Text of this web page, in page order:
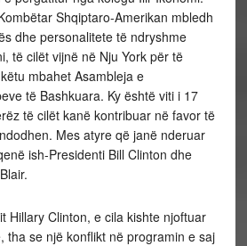
Shqiptaro-Amerikan mbledh
dhe personalitete të ndryshme
të cilët vijnë në Nju York për të
mbahet Asambleja e
të Bashkuara. Ky është viti i 17
të cilët kanë kontribuar në favor të
Mes atyre që janë nderuar
ish-Presidenti Bill Clinton dhe
Hillary Clinton, e cila kishte njoftuar
tha se një konflikt në programin e saj